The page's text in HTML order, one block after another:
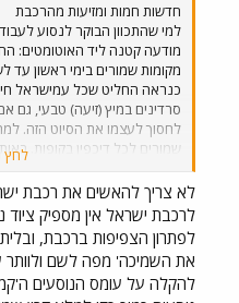
חדשות חמות ומזיעות מהרכבת
למי שהתכוון הבוקר לנסוע
מודעה קטנה ליד האוטומטים:
כנראה החליט שכל עמישראל
סרדינים במיץ (זיעה) טבעי, גם
לחסוך לעצמו את הסיוט הזה.
שמורים לכל דיכפין בקופות.
השמורים, כי ימכור מקומות
כמו באוטובוס) למי שלאחר
מחמישה ש"ח כדי שלא להימחץ
השמורים ועדיין מי שמוכן
ברכבות העמוסות של ימי ראשון
בלתי אפשרי לפלס את הדרך
הרכבת היום (וכך אעשה לדאבוני
לחץ
לא צריך להאשים את רכבת
לרכבת ישראל אין מספיק
לפתרון הצפיפות ברכבת,
את השמיכה' מפה לשם
להקלה על עומס הנוסעים